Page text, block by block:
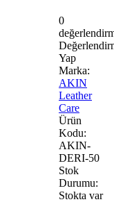
0
Yap
Marka:
AKIN
Leather
Care
Ürün
Kodu:
AKIN-
DERI-50
Stok
Durumu:
Stokta var